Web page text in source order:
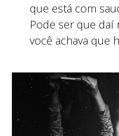
que está com
Pode ser que daí
você achava que